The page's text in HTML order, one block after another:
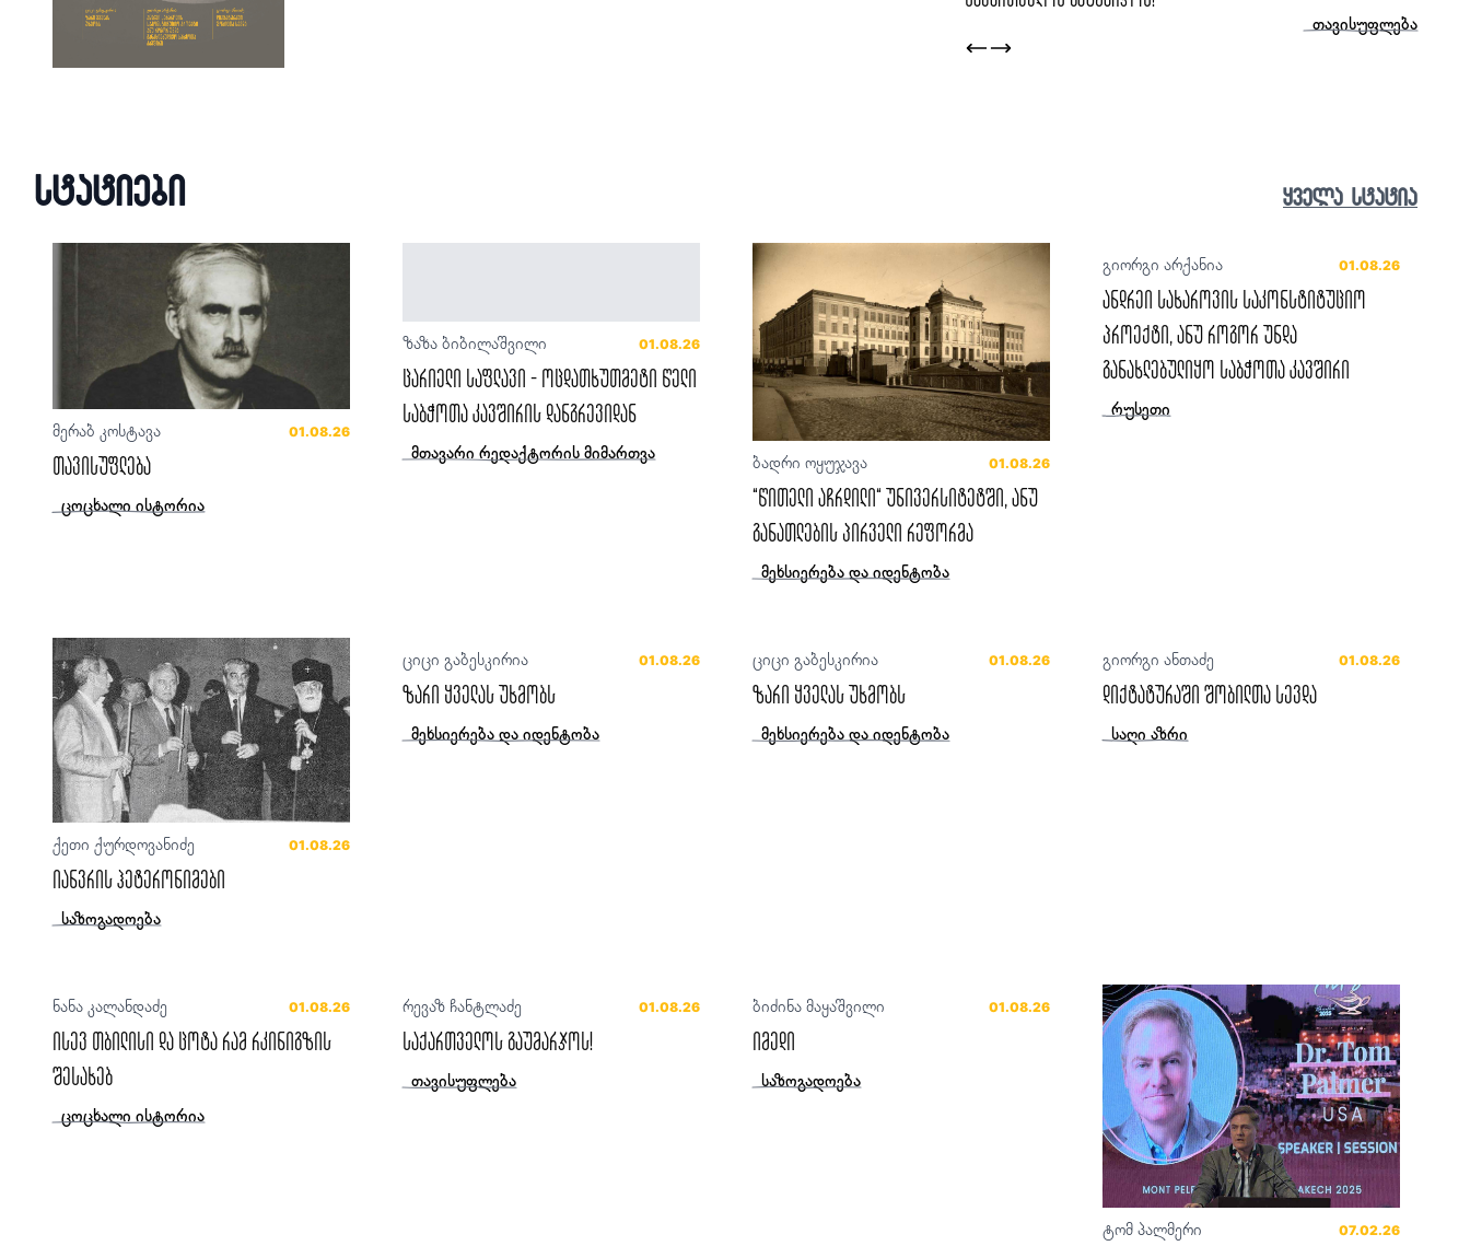
ცოცხალი ისტორია
სტატიები ყველა სტატია
მერაბ კოსტავა 01.08.26
თავისუფლება
ცოცხალი ისტორია
ზაზა ბიბილაშვილი 01.08.26
ცარიელი საფლავი - ოცდათხუთმეტი წელი
საბჭოთა კავშირის დანგრევიდან
მთავარი რედაქტორის მიმართვა ბადრი ოყუჯავა 01.08.26
“წითელი აჩრდილი“ უნივერსიტეტში, ანუ
განათლების პირველი რეფორმა
მეხსიერება და იდენტობა
გიორგი არქანია 01.08.26
ანდრეი სახაროვის საკონსტიტუციო
პროექტი, ანუ როგორ უნდა
განახლებულიყო საბჭოთა კავშირი
რუსეთი
ქეთი ქურდოვანიძე 01.08.26
იანვრის ჰეტერონიმები
საზოგადოება
ციცი გაბესკირია 01.08.26
ზარი ყველას უხმობს
მეხსიერება და იდენტობა
ციცი გაბესკირია 01.08.26
ზარი ყველას უხმობს
მეხსიერება და იდენტობა
გიორგი ანთაძე 01.08.26
დიქტატურაში შობილთა სევდა
საღი აზრი
ნანა კალანდაძე 01.08.26
ისევ თბილისი და ცოტა რამ რკინიგზის
შესახებ
ცოცხალი ისტორია
რევაზ ჩანტლაძე 01.08.26
საქართველოს გაუმარჯოს!
თავისუფლება
ბიძინა მაყაშვილი 01.08.26
იმედი
საზოგადოება
ტომ პალმერი 07.02.26